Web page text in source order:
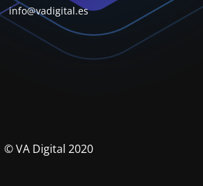
info@vadigital.es
© VA Digital 2020